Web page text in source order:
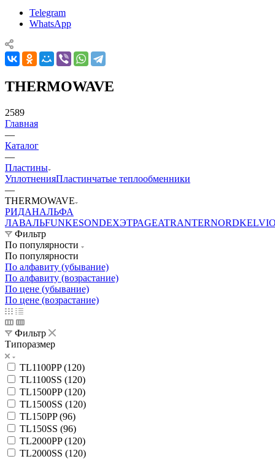
Telegram
WhatsApp
THERMOWAVE
2589
Главная
—
Каталог
—
Пластины
УплотненияПластинчатые теплообменники
—
THERMOWAVE
РИДАНАЛЬФА
ЛАВАЛЬFUNKESONDEXЭТРАGEATRANTERNORD
Фильтр
По популярности
По популярности
По алфавиту (убывание)
По алфавиту (возрастание)
По цене (убывание)
По цене (возрастание)
Фильтр
Типоразмер
TL1100PP (120)
TL1100SS (120)
TL1500PP (120)
TL1500SS (120)
TL150PP (96)
TL150SS (96)
TL2000PP (120)
TL2000SS (120)